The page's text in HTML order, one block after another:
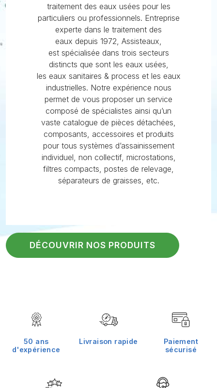
traitement des eaux usées pour les
particuliers ou professionnels. Entreprise
experte dans le traitement des
eaux depuis 1972, Assisteaux,
est spécialisée dans trois secteurs
distincts que sont les eaux usées,
les eaux sanitaires & process et les eaux
industrielles. Notre expérience nous
permet de vous proposer un service
composé de spécialistes ainsi qu’un
vaste catalogue de pièces détachées,
composants, accessoires et produits
pour tous systèmes d’assainissement
individuel, non collectif, microstations,
filtres compacts, postes de relevage,
séparateurs de graisses, etc.
DÉCOUVRIR NOS PRODUITS
50 ans
d'expérience
Livraison rapide
Paiement
sécurisé